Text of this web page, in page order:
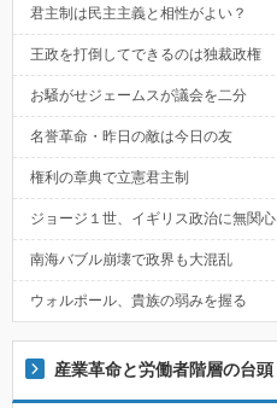
君主制は民主主義と相性がよい？
王政を打倒してできるのは独裁政権
お騒がせジェームスが議会を二分
名誉革命・昨日の敵は今日の友
権利の章典で立憲君主制
ジョージ１世、イギリス政治に無関心
南海バブル崩壊で政界も大混乱
ウォルポール、貴族の弱みを握る
産業革命と労働者階層の台頭